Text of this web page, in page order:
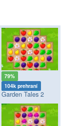
79%
104k prehraní
Garden Tales 2